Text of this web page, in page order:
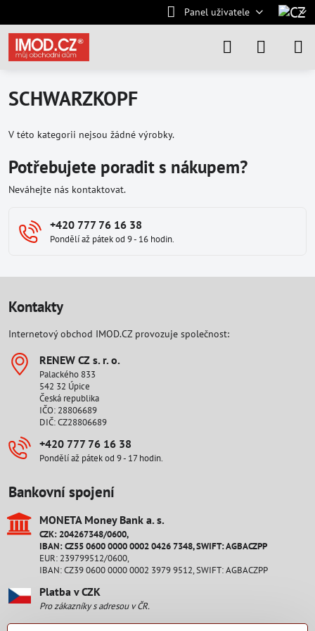
Panel uživatele
SCHWARZKOPF
V této kategorii nejsou žádné výrobky.
Potřebujete poradit s nákupem?
Neváhejte nás kontaktovat.
+420 777 76 16 38
Pondělí až pátek od 9 - 16 hodin.
Kontakty
Internetový obchod IMOD.CZ provozuje společnost:
RENEW CZ s​. r​. o​.
Palackého 833
542 32 Úpice
Česká republika
IČO: 28806689
DIČ: CZ28806689
+420 777 76 16 38
Pondělí až pátek od 9 - 17 hodin.
Bankovní spojení
MONETA Money Bank a​. s​.
CZK: 204267348/0600,
IBAN: CZ55 0600 0000 0002 0426 7348, SWIFT: AGBACZPP
EUR: 239799512/0600,
IBAN: CZ39 0600 0000 0002 3979 9512, SWIFT: AGBACZPP
Platba v CZK
Pro zákazníky s adresou v ČR.
Platba v EUR